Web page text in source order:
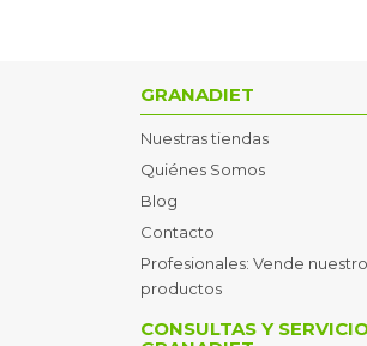
GRANADIET
Nuestras tiendas
Quiénes Somos
Blog
Contacto
Profesionales: Vende
productos
CONSULTAS Y